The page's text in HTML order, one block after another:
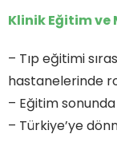
Klinik Eğitim ve
– Tıp eğitimi
hastanelerinde
– Eğitim sonunda
– Türkiye’ye